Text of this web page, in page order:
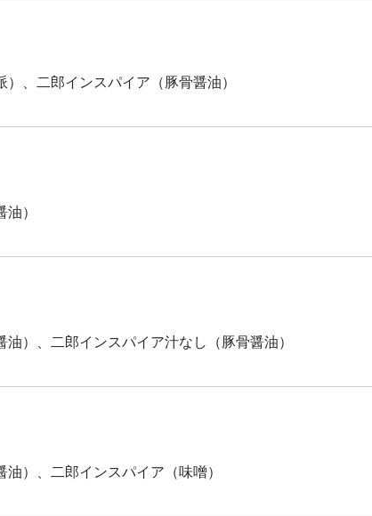
、二郎インスパイア（豚骨醤油）
）
）、二郎インスパイア汁なし（豚骨醤油）
）、二郎インスパイア（味噌）